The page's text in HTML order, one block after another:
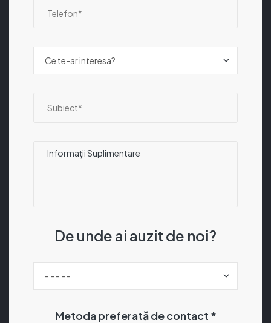
De unde ai auzit de noi?
Metoda preferată de contact *